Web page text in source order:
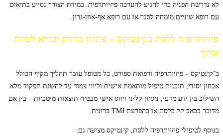
לא נדרשת הפניה כדי להגיע להערכה פיזיותרפית. במידת הצורך נסייע בתיאום
עם רופא שיניים מומחה לסגר או עם רופא אף-אוזן-גרון.
פיזיותרפיה ללסת בקינטיקס – פתרון מדויק ובריא לטווח
ארוך
ב־קינטיקס – פיזיותרפיה ורפואת ספורט, כל מטופל עובר תהליך מקיף הכולל
אבחון יסודי, תוכנית טיפול מותאמת אישית וליווי צמוד עד להשגת תפקוד מלא.
השילוב בין ידע מדעי, ניסיון קליני ויחס אישי מבטיח תוצאות מיטביות – בין אם
מדובר בכאב קל בלסת או בהפרעת TMJ כרונית.
בנוסף לטיפולי פיזיותרפיה ללסת, קינטיקס מציעה גם: